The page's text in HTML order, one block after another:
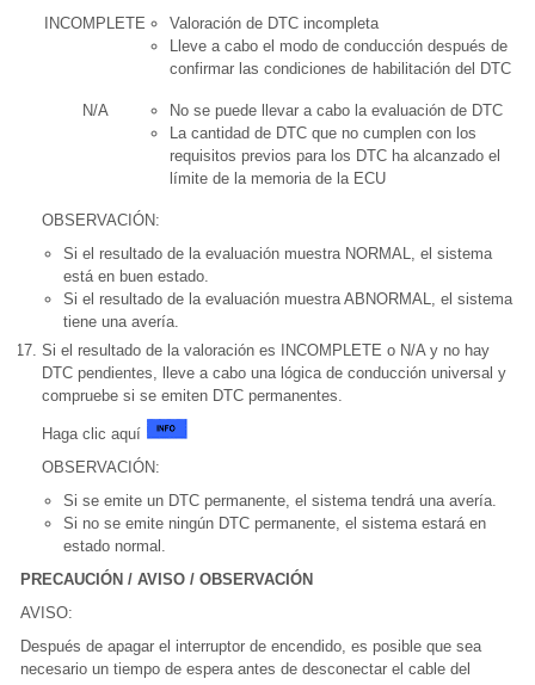
INCOMPLETE
Valoración de DTC incompleta
Lleve a cabo el modo de conducción después de
confirmar las condiciones de habilitación del DTC
N/A
No se puede llevar a cabo la evaluación de DTC
La cantidad de DTC que no cumplen con los
requisitos previos para los DTC ha alcanzado el
límite de la memoria de la ECU
OBSERVACIÓN:
Si el resultado de la evaluación muestra NORMAL, el sistema
está en buen estado.
Si el resultado de la evaluación muestra ABNORMAL, el sistema
tiene una avería.
Si el resultado de la valoración es INCOMPLETE o N/A y no hay
DTC pendientes, lleve a cabo una lógica de conducción universal y
compruebe si se emiten DTC permanentes.
Haga clic aquí
OBSERVACIÓN:
Si se emite un DTC permanente, el sistema tendrá una avería.
Si no se emite ningún DTC permanente, el sistema estará en
estado normal.
PRECAUCIÓN / AVISO / OBSERVACIÓN
AVISO:
Después de apagar el interruptor de encendido, es posible que sea
necesario un tiempo de espera antes de desconectar el cable del